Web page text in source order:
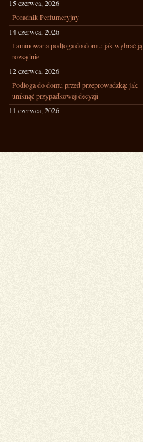
15 czerwca, 2026
Poradnik Perfumeryjny
14 czerwca, 2026
Laminowana podłoga do domu: jak wybrać ją
rozsądnie
12 czerwca, 2026
Podłoga do domu przed przeprowadzką: jak
uniknąć przypadkowej decyzji
11 czerwca, 2026